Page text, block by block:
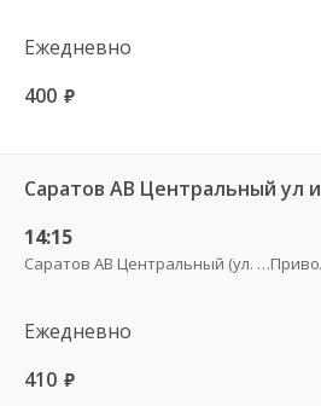
Ежедневно
400 руб.
14:15
Саратов АВ Центральный (ул. им. Пугачева, 179 А)
Ежедневно
410 руб.